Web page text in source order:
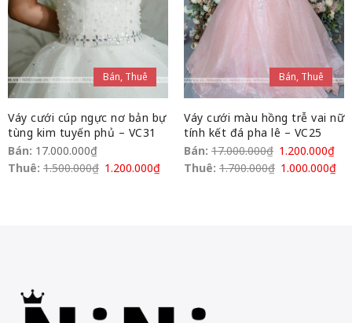
Bán, Thuê
Váy cưới cúp ngực nơ bản bự
tùng kim tuyến phủ – VC31
Bán: 17.000.000₫
Thuê: 1.500.000₫ 1.200.000₫
Bán, Thuê
Váy cưới màu hồng trễ vai nữ
tính kết đá pha lê – VC25
Bán: 17.000.000₫ 1.200.000₫
Thuê: 1.700.000₫ 1.000.000₫